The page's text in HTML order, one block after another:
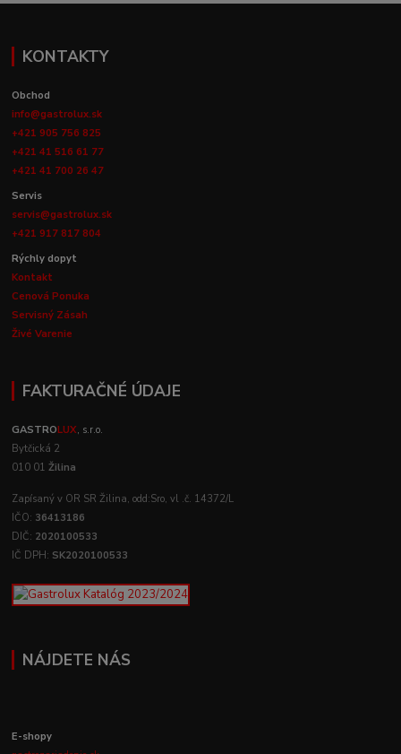
KONTAKTY
Obchod
info@gastrolux.sk
+421 905 756 825
+421 41 516 61 77
+421 41 700 26 47
Servis
servis@gastrolux.sk
+421 917 817 804
Rýchly dopyt
Kontakt
Cenová Ponuka
Servisný Zásah
Živé Varenie
FAKTURAČNÉ ÚDAJE
GASTROLUX, s.r.o.
Bytčická 2
010 01Žilina
Zapísaný v OR SR Žilina, odd:Sro, vl .č. 14372/L
IČO: 36413186
DIČ: 2020100533
IČ DPH: SK2020100533
NÁJDETE NÁS
E-shopy